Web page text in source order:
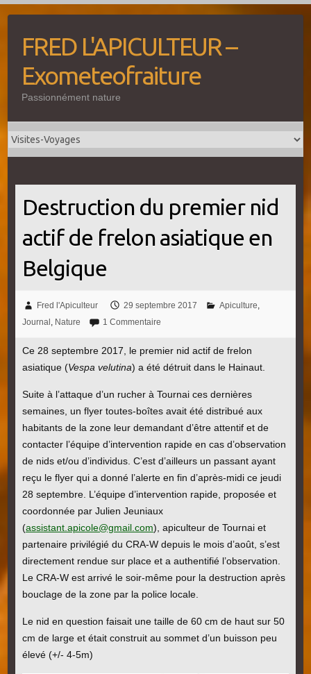
contentFRED L'APICULTEUR –
Exometeofraiture
Passionnément nature
Destruction du premier nid
actif de frelon asiatique en
Belgique
Fred l'Apiculteur 29 septembre 2017 Apiculture,
Journal , Nature 1 Commentaire
Ce 28 septembre 2017, le premier nid actif de frelon
asiatique (Vespa velutina) a été détruit dans le Hainaut.
Suite à l’attaque d’un rucher à Tournai ces dernières
semaines, un flyer toutes-boîtes avait été distribué aux
habitants de la zone leur demandant d’être attentif et de
contacter l’équipe d’intervention rapide en cas d’observation
de nids et/ou d’individus. C’est d’ailleurs un passant ayant
reçu le flyer qui a donné l’alerte en fin d’après-midi ce jeudi
28 septembre. L’équipe d’intervention rapide, proposée et
coordonnée par Julien Jeuniaux
(assistant.apicole@gmail.com), apiculteur de Tournai et
partenaire privilégié du CRA-W depuis le mois d’août, s’est
directement rendue sur place et a authentifié l’observation.
Le CRA-W est arrivé le soir-même pour la destruction après
bouclage de la zone par la police locale.
Le nid en question faisait une taille de 60 cm de haut sur 50
cm de large et était construit au sommet d’un buisson peu
élevé (+/- 4-5m)